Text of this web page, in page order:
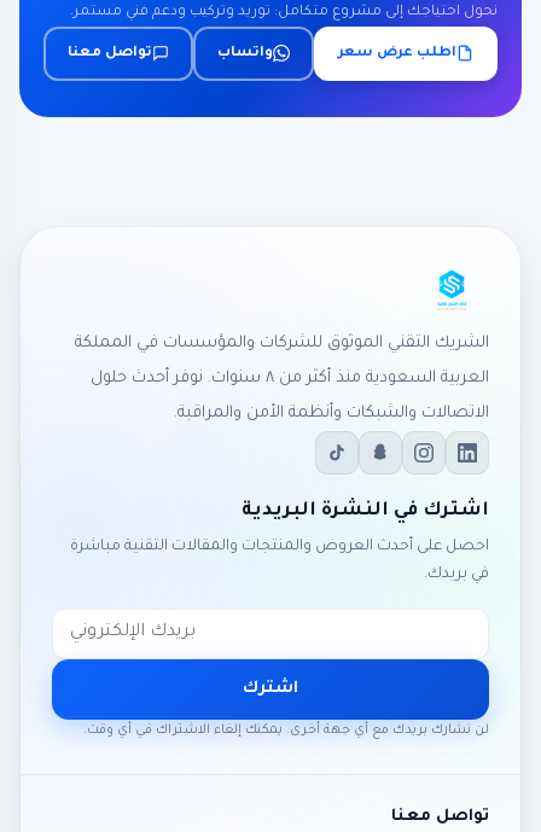
نحول احتياجك إلى مشروع متكامل: توريد وتركيب ودعم فني مستمر.
اطلب عرض سعر واتساب تواصل معنا
الشريك التقني الموثوق للشركات والمؤسسات في المملكة
العربية السعودية منذ أكثر من ٨ سنوات. نوفر أحدث حلول
الاتصالات والشبكات وأنظمة الأمن والمراقبة.
اشترك في النشرة البريدية
احصل على أحدث العروض والمنتجات والمقالات التقنية مباشرة
في بريدك.
اشترك
لن نشارك بريدك مع أي جهة أخرى. يمكنك إلغاء الاشتراك في أي وقت.
تواصل معنا